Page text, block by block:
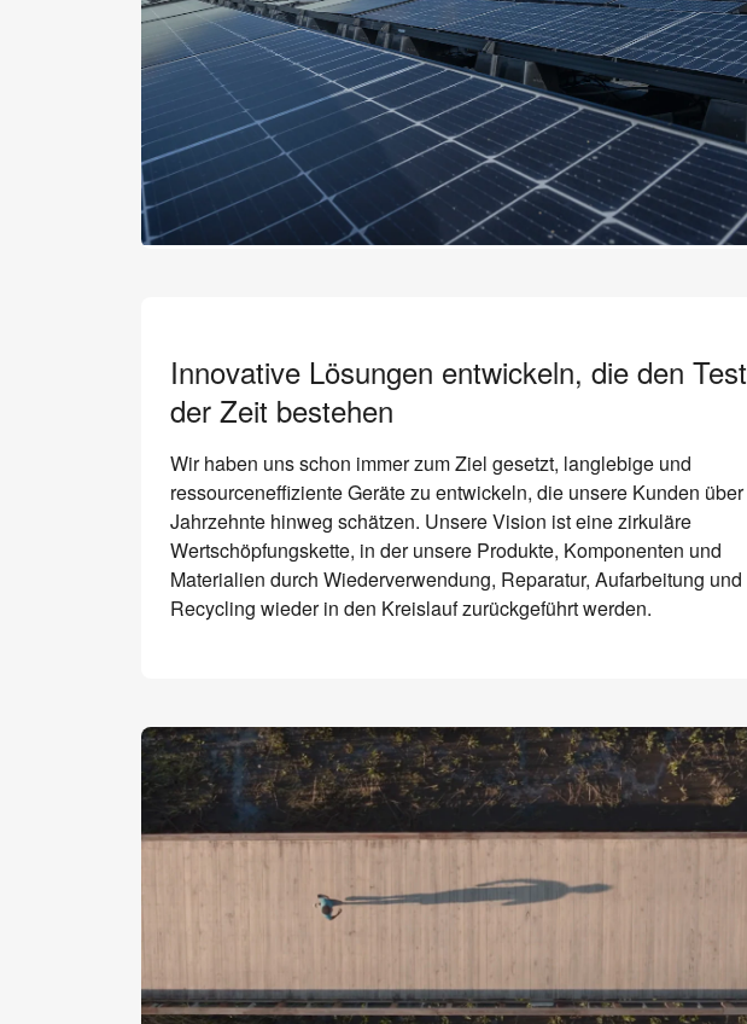
Innovative Lösungen entwickeln, die den Test
der Zeit bestehen
Wir haben uns schon immer zum Ziel gesetzt, langlebige und
ressourceneffiziente Geräte zu entwickeln, die unsere Kunden über
Jahrzehnte hinweg schätzen. Unsere Vision ist eine zirkuläre
Wertschöpfungskette, in der unsere Produkte, Komponenten und
Materialien durch Wiederverwendung, Reparatur, Aufarbeitung und
Recycling wieder in den Kreislauf zurückgeführt werden.